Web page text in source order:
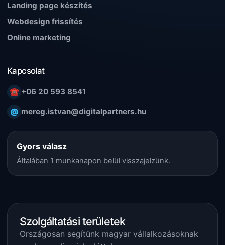
Landing page készítés
Webdesign frissítés
Online marketing
Kapcsolat
☎ +06 20 593 8541
@ mereg.istvan@digitalpartners.hu
Gyors válasz
Általában 1 munkanapon belül visszajelzünk.
Szolgáltatási területek
Országosan segítünk magyar vállalkozásoknak